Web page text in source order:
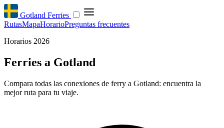
Gotland Ferries
RutasMapaHorarioPreguntas frecuentes
Horarios 2026
Ferries a Gotland
Compara todas las conexiones de ferry a Gotland: encuentra la
mejor ruta para tu viaje.